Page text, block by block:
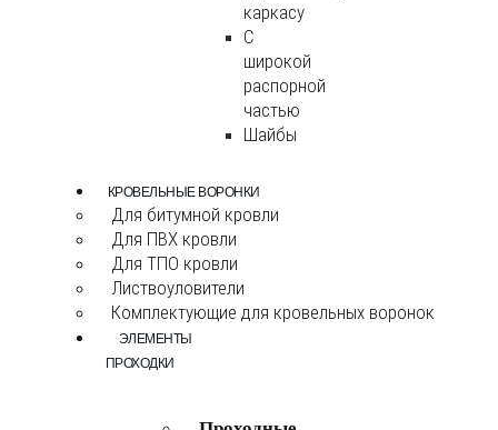
каркасу
С
широкой
распорной
частью
Шайбы
КРОВЕЛЬНЫЕ ВОРОНКИ
Для битумной кровли
Для ПВХ кровли
Для ТПО кровли
Листвоуловители
Комплектующие для кровельных воронок
ЭЛЕМЕНТЫ
ПРОХОДКИ